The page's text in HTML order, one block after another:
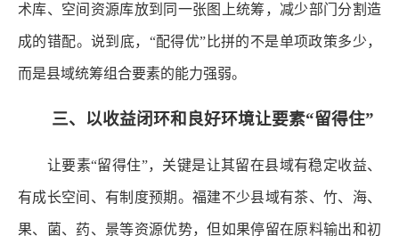
术库、空间资源库放到同一张图上统筹，减少部门分割造
成的错配。说到底，“配得优”比拼的不是单项政策多少，
而是县域统筹组合要素的能力强弱。
三、以收益闭环和良好环境让要素“留得住”
让要素“留得住”，关键是让其留在县域有稳定收益、
有成长空间、有制度预期。福建不少县域有茶、竹、海、
果、菌、药、景等资源优势，但如果停留在原料输出和初